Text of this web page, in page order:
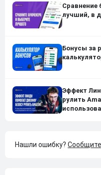
Сравнение
лучший, в
Бонусы за
Эффект
рулить
Нашли ошибку?